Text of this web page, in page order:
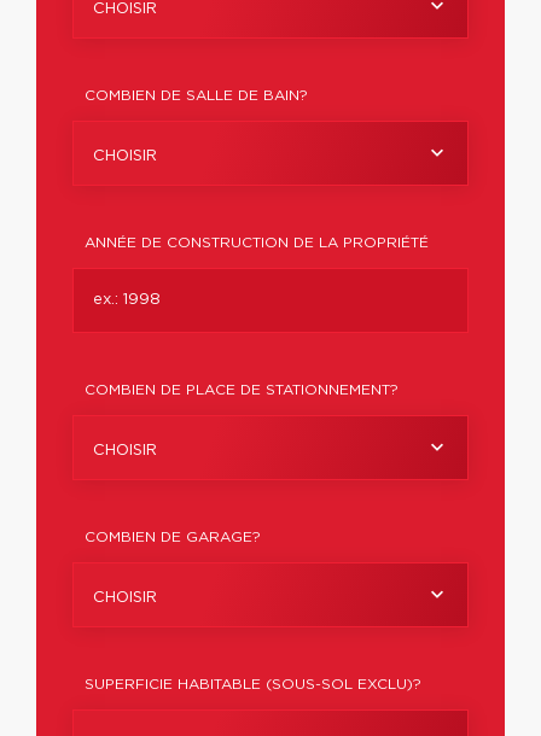
CHOISIR
COMBIEN DE SALLE DE BAIN?
CHOISIR
ANNÉE DE CONSTRUCTION DE LA PROPRIÉTÉ
COMBIEN DE PLACE DE STATIONNEMENT?
CHOISIR
COMBIEN DE GARAGE?
CHOISIR
SUPERFICIE HABITABLE (SOUS-SOL EXCLU)?